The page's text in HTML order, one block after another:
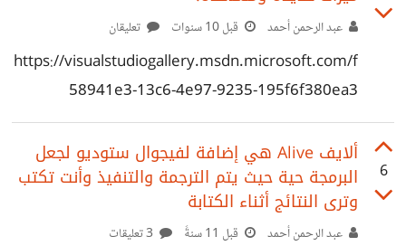
عبد الرحمن أحمد قبل 10 سنوات تعليقان
https://visualstudiogallery.msdn.microsoft.com/f
58941e3-13c6-4e97-9235-195f6f380ea3
6
ألايف Alive هي إضافة لفيجوال ستوديو لجعل
البرمجة حية حيث يتم الترجمة والتنفيذ وأنت تكتب
وترى النتائج أثناء الكتابة
عبد الرحمن أحمد قبل 11 سنةً